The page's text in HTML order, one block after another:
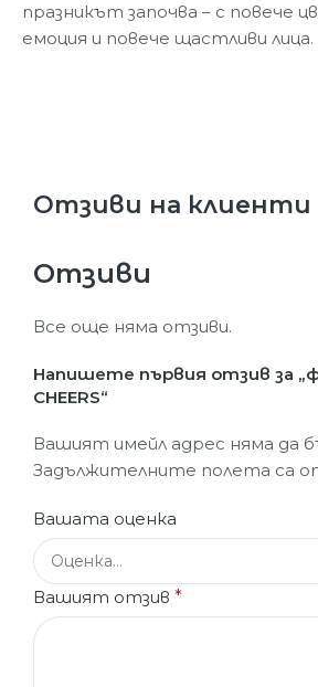
празникът започва – с повече
емоция и повече щастливи лица.
Отзиви на клиенти
Отзиви
Все още няма отзиви.
Напишете първия отзив за
CHEERS“
Вашият имейл адрес няма да
Задължителните полета са
Вашата оценка
Вашият отзив *